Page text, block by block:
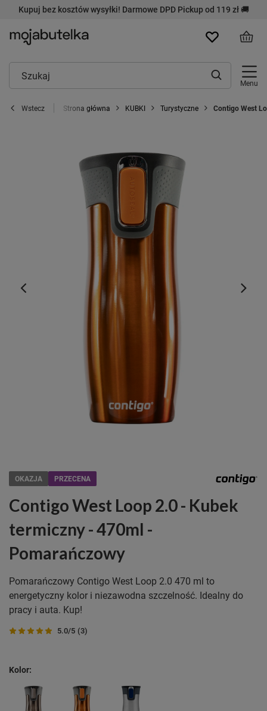
Kupuj bez kosztów wysyłki! Darmowe DPD Pickup od 119 zł 🚚
Menu
Wstecz Strona główna KUBKI Turystyczne Contigo West
OKAZJA PRZECENA
Contigo West Loop 2.0 - Kubek
termiczny - 470ml -
Pomarańczowy
Pomarańczowy Contigo West Loop 2.0 470 ml to
energetyczny kolor i niezawodna szczelność. Idealny do
pracy i auta. Kup!
5.0/5 (3)
Kolor